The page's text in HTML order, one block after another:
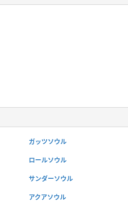
ガッツソウル
ロールソウル
サンダーソウル
アクアソウル